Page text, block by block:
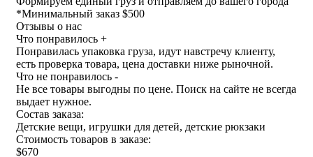
*Минимальный заказ $500
Отзывы о нас
Что понравилось +
Понравилась упаковка груза, идут навстречу клиенту,
есть проверка товара, цена доставки ниже рыночной.
Что не понравилось -
Не все товары выгодны по цене. Поиск на сайте не всегда
выдает нужное.
Состав заказа:
Детские вещи, игрушки для детей, детские рюкзаки
Стоимость товаров в заказе:
$670